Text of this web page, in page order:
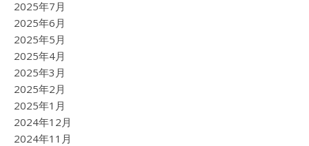
2025年7月
2025年6月
2025年5月
2025年4月
2025年3月
2025年2月
2025年1月
2024年12月
2024年11月